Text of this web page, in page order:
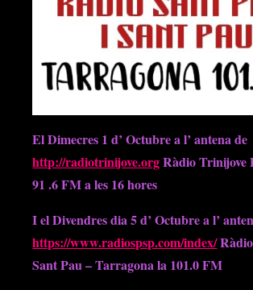
El Dimecres 1 d’ Octubre a l’ antena de
http://radiotrinijove.orgRàdio Trinijove
91 .6 FM a les 16 hores
I el Divendres dia 5 d’ Octubre a l’
https://www.radiospsp.com/index/
Sant Pau – Tarragona la 101.0 FM